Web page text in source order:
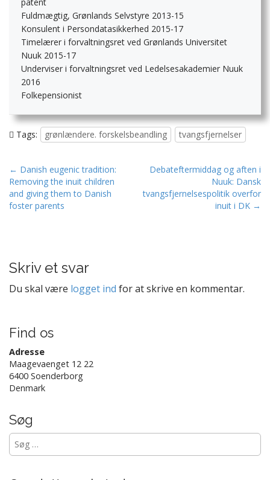
Fuldmægtig, Grønlands Selvstyre 2013-15
Konsulent i Persondatasikkerhed 2015-17
Timelærer i forvaltningsret ved Grønlands Universitet
Nuuk 2015-17
Underviser i forvaltningsret ved Ledelsesakademier Nuuk
2016
Folkepensionist
Tags: grønlændere. forskelsbeandling tvangsfjernelser
P
o
s
v
i
g
t
i
o
n
← Danish eugenic tradition:
Removing the inuit children
and giving them to Danish
foster parents
Debateftermiddag og aften i
Nuuk: Dansk
tvangsfjernelsespolitik overfor
inuit i DK →
Skriv et svar
Du skal være logget ind for at skrive en kommentar.
Find os
Adresse
Maagevaenget 12 22
6400 Soenderborg
Denmark
Søg
Søg
efter: